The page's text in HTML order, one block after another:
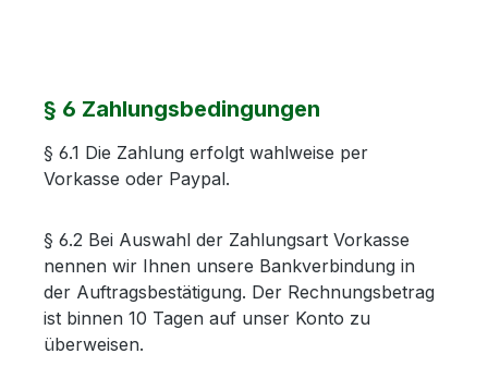
§ 6 Zahlungsbedingungen
§ 6.1 Die Zahlung erfolgt wahlweise per
Vorkasse oder Paypal.
§ 6.2 Bei Auswahl der Zahlungsart Vorkasse
nennen wir Ihnen unsere Bankverbindung in
der Auftragsbestätigung. Der Rechnungsbetrag
ist binnen 10 Tagen auf unser Konto zu
überweisen.